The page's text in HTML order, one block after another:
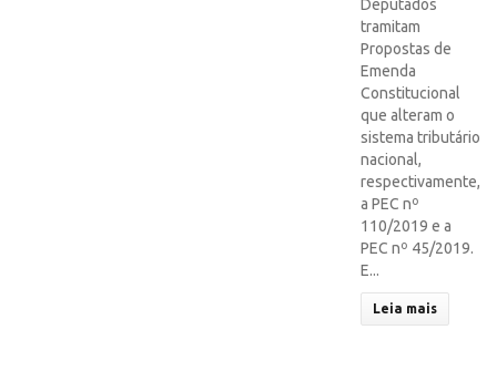
Deputados
tramitam
Propostas de
Emenda
Constitucional
que alteram o
sistema tributário
nacional,
respectivamente,
a PEC nº
110/2019 e a
PEC nº 45/2019.
E...
Leia mais